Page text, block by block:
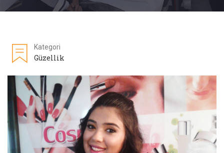
Kategori
Güzellik